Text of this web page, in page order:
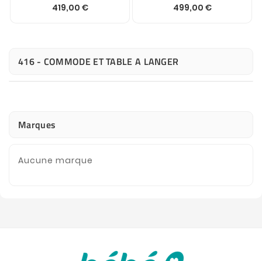
419,00 €
499,00 €
416 - COMMODE ET TABLE A LANGER
Marques
Aucune marque